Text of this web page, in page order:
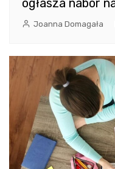
Joanna Domagała